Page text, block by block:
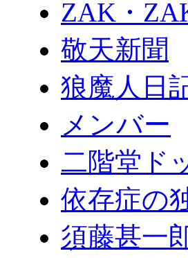
ZAK・
敬天新聞
狼魔人日
メンバー
二階堂ド
依存症の
須藤甚一